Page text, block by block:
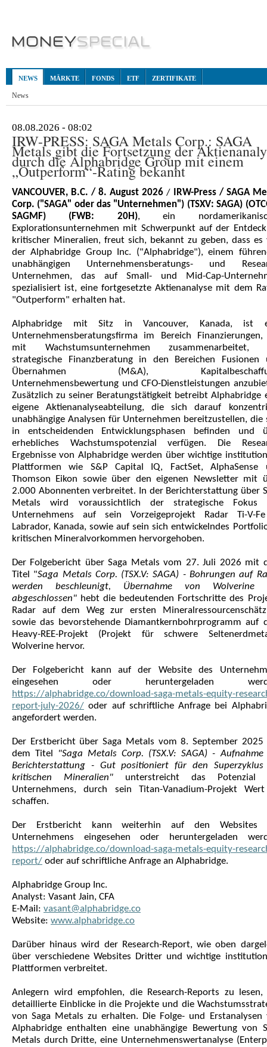
NEWS MÄRKTE FONDS ETF ZERTIFIKATE
News
08.08.2026 - 08:02
IRW-PRESS: SAGA Metals Corp.: SAGA
Metals gibt die Fortsetzung der
durch die Alphabridge Group mit einem
„Outperform“-Rating bekannt
VANCOUVER, B.C. / 8. August 2026/ IRW-Press / SAGA
Corp. ("SAGA" oder das "Unternehmen") (TSXV: SAGA)
SAGMF) (FWB: 20H), ein
Explorationsunternehmen mit Schwerpunkt auf der
kritischer Mineralien, freut sich, bekannt zu geben, dass es
der Alphabridge Group Inc. ("Alphabridge"), einem
unabhängigen Unternehmensberatungs- und
Unternehmen, das auf Small- und Mid-Cap-
spezialisiert ist, eine fortgesetzte Aktienanalyse mit dem
"Outperform" erhalten hat.
Alphabridge mit Sitz in Vancouver, Kanada, ist
Unternehmensberatungsfirma im Bereich
mit Wachstumsunternehmen zusammenarbeitet,
strategische Finanzberatung in den Bereichen Fusionen
Übernahmen (M&A),
Unternehmensbewertung und CFO-Dienstleistungen
Zusätzlich zu seiner Beratungstätigkeit betreibt Alphabridge
eigene Aktienanalyseabteilung, die sich darauf
unabhängige Analysen für Unternehmen bereitzustellen, die
in entscheidenden Entwicklungsphasen befinden und
erhebliches Wachstumspotenzial verfügen. Die
Ergebnisse von Alphabridge werden über wichtige
Plattformen wie S&P Capital IQ, FactSet, AlphaSense
Thomson Eikon sowie über den eigenen Newsletter mit
2.000 Abonnenten verbreitet. In der Berichterstattung über
Metals wird voraussichtlich der strategische Fokus
Unternehmens auf sein Vorzeigeprojekt Radar Ti-V-
Labrador, Kanada, sowie auf sein sich entwickelndes
kritischen Mineralvorkommen hervorgehoben.
Der Folgebericht über Saga Metals vom 27. Juli 2026 mit
Titel "Saga Metals Corp. (TSX.V: SAGA) - Bohrungen auf
werden beschleunigt, Übernahme von Wolverine
abgeschlossen" hebt die bedeutenden Fortschritte des
Radar auf dem Weg zur ersten
sowie das bevorstehende Diamantkernbohrprogramm auf
Heavy-REE-Projekt (Projekt für schwere
Wolverine hervor.
Der Folgebericht kann auf der Website des
eingesehen oder heruntergeladen
https://alphabridge.co/download-saga-metals-equity-
report-july-2026/ oder auf schriftliche Anfrage bei
angefordert werden.
Der Erstbericht über Saga Metals vom 8. September
dem Titel
"Saga Metals Corp. (TSX.V: SAGA) - Aufnahme
Berichterstattung - Gut positioniert für den Superzyklus
kritischen Mineralien"unterstreicht das Potenzial
Unternehmens, durch sein Titan-Vanadium-Projekt
schaffen.
Der Erstbericht kann weiterhin auf den Websites
Unternehmens eingesehen oder heruntergeladen
https://alphabridge.co/download-saga-metals-equity-
report/ oder auf schriftliche Anfrage an Alphabridge.
Alphabridge Group Inc.
Analyst: Vasant Jain, CFA
E-Mail: vasant@alphabridge.co
Website: www.alphabridge.co
Darüber hinaus wird der Research-Report, wie oben
über verschiedene Websites Dritter und wichtige
Plattformen verbreitet.
Anlegern wird empfohlen, die Research-Reports zu lesen,
detaillierte Einblicke in die Projekte und die
von Saga Metals zu erhalten. Die Folge- und Erstanalysen
Alphabridge enthalten eine unabhängige Bewertung von
Metals durch Dritte, eine Unternehmenswertanalyse